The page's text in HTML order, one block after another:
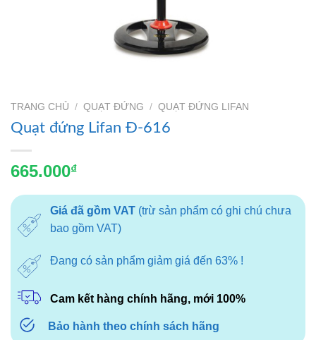
TRANG CHỦ / QUẠT ĐỨNG / QUẠT ĐỨNG LIFAN
Quạt đứng Lifan Đ-616
665.000₫
Giá đã gồm VAT(trừ sản phẩm có ghi chú chưa
bao gồm VAT)
Đang có sản phẩm giảm giá đến 63% !
Cam kết hàng chính hãng, mới 100%
Bảo hành theo chính sách hãng